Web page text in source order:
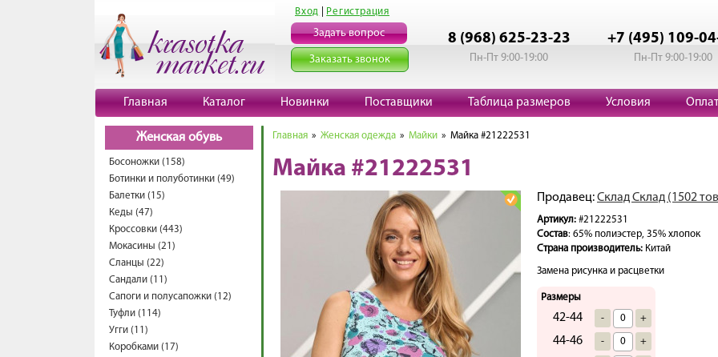
Вход Регистрация
Задать вопрос
Заказать звонок
8 (968) 625-23-23
Пн-Пт 9:00-19:00
+7 (495) 109-
Пн-Пт 9:00-19:00
Главная Каталог Новинки Поставщики Таблица размеров Условия
Женская обувь
Босоножки (158)
Ботинки и полуботинки (49)
Балетки (15)
Кеды (47)
Кроссовки (443)
Мокасины (21)
Сланцы (22)
Сандали (11)
Сапоги и полусапожки (12)
Туфли (114)
Угги (11)
Коробками (17)
Главная » Женская одежда » Майки » Майка #21222531
Майка #21222531
Продавец:Склад Склад (1502
Артикул: #21222531
Состав: 65% полиэстер, 35% хлопок
Страна производитель: Китай
Замена рисунка и расцветки
Размеры
42-44 - +
44-46 - +